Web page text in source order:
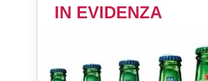
IN EVIDENZA